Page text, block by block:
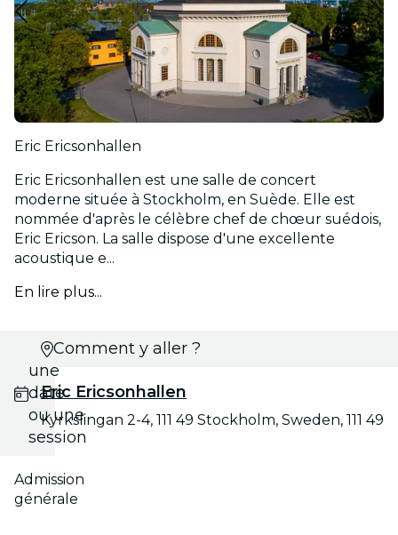
Eric Ericsonhallen
Eric Ericsonhallen est une salle de concert
moderne située à Stockholm, en Suède. Elle est
nommée d'après le célèbre chef de chœur suédois,
Eric Ericson. La salle dispose d'une excellente
acoustique e...
En lire plus...
Choisis
une
date
ou une
session
Admission
générale
Comment y aller ?
Eric Ericsonhallen
Kyrkslingan 2-4, 111 49 Stockholm, Sweden, 111 49